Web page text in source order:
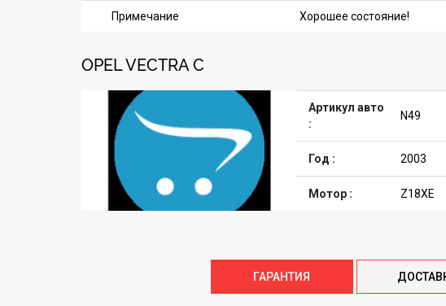
Примечание Хорошее состояние!
OPEL VECTRA C
Артикул авто
:
N49
Год : 2003
Мотор : Z18XE
ГАРАНТИЯ